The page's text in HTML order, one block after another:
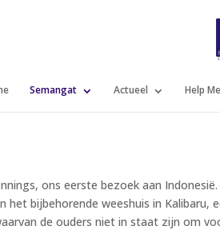
Semangat Actueel Help
ons eerste bezoek aan
het bijbehorende weeshuis in Kalibaru,
de ouders niet in staat zijn om